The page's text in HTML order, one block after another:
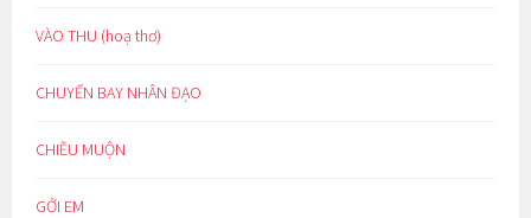
VÀO THU (hoạ thơ)
CHUYẾN BAY NHÂN ĐẠO
CHIỀU MUỘN
GỞI EM